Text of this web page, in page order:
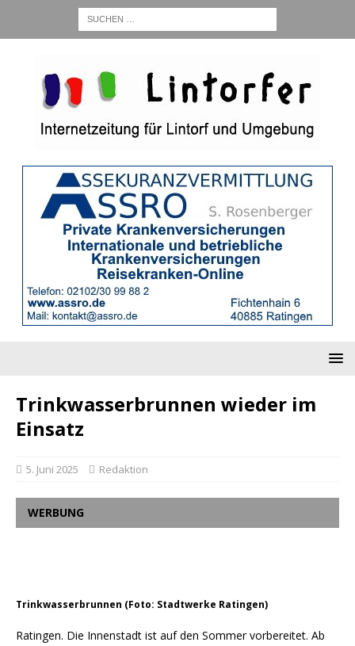
Trinkwasserbrunnen wieder im
Einsatz
5. Juni 2025 Redaktion
WERBUNG
Trinkwasserbrunnen (Foto: Stadtwerke Ratingen)
Ratingen. Die Innenstadt ist auf den Sommer vorbereitet. Ab